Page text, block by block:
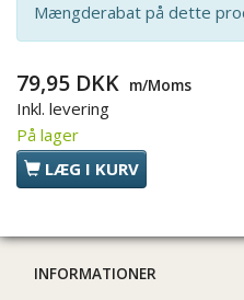
Mængderabat på dette
79,95 DKK m/Moms
Inkl. levering
På lager
LÆG I KURV
INFORMATIONER